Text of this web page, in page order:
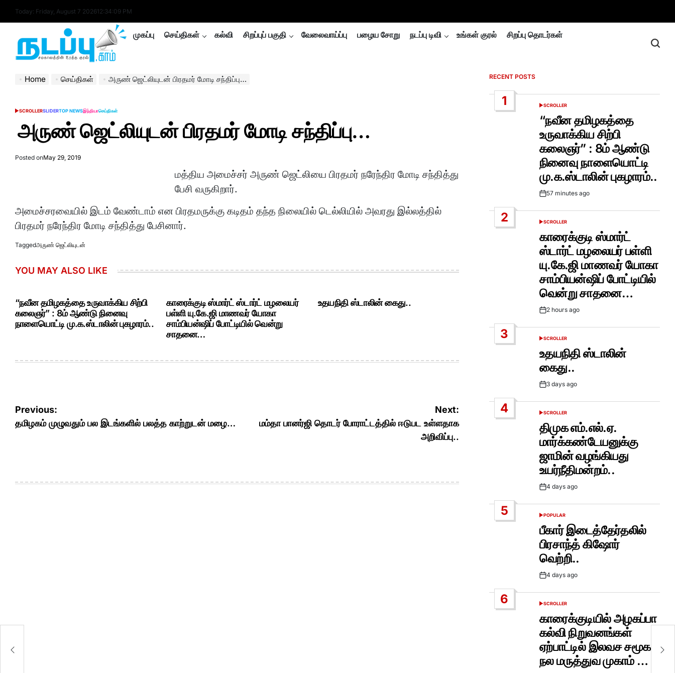
Today: Friday, August 7 202612:34:10 PM
nadappu.com
முகப்பு செய்திகள் கல்வி சிறப்புப் பகுதி வேலைவாய்ப்பு பழைய சோறு நடப்பு டிவி உங்கள் குரல் சிறப்பு தொடர்கள்
Home செய்திகள் அருண் ஜெட்லியுடன் பிரதமர் மோடி சந்திப்பு…
POSTED
SCROLLERSLIDERTOP NEWSஇந்தியாசெய்திகள்
அருண் ஜெட்லியுடன் பிரதமர் மோடி சந்திப்பு…
Posted onMay 29, 2019
மத்திய அமைச்சர் அருண் ஜெட்லியை பிரதமர் நரேந்திர மோடி சந்தித்து
பேசி வருகிறார்.
அமைச்சரவையில் இடம் வேண்டாம் என பிரதமருக்கு கடிதம் தந்த நிலையில் டெல்லியில் அவரது இல்லத்தில்
பிரதமர் நரேந்திர மோடி சந்தித்து பேசினார்.
Taggedஅருண் ஜெட்லியுடன்
YOU MAY ALSO LIKE
“நவீன தமிழகத்தை உருவாக்கிய சிற்பி
கலைஞர்” : 8ம் ஆண்டு நினைவு
நாளையொட்டி மு.க.ஸ்டாலின் புகழாரம்..
காரைக்குடி ஸ்மார்ட் ஸ்டார்ட் மழலையர்
பள்ளி யு.கே.ஜி மாணவர் யோகா
சாம்பியன்ஷிப் போட்டியில் வென்று
சாதனை…
உதயநிதி ஸ்டாலின் கைது..
Post
navigation
Previous:
தமிழகம் முழுவதும் பல இடங்களில் பலத்த காற்றுடன் மழை…
Next:
மம்தா பானர்ஜி தொடர் போராட்டத்தில் ஈடுபட உள்ளதாக
அறிவிப்பு..
RECENT POSTS
1
POSTED
SCROLLER
“நவீன தமிழகத்தை
உருவாக்கிய சிற்பி
கலைஞர்” : 8ம் ஆண்டு
நினைவு நாளையொட்டி
மு.க.ஸ்டாலின் புகழாரம்..
Post57 minutes ago
2
POSTED
SCROLLER
காரைக்குடி ஸ்மார்ட்
ஸ்டார்ட் மழலையர் பள்ளி
யு.கே.ஜி மாணவர் யோகா
சாம்பியன்ஷிப் போட்டியில்
வென்று சாதனை…
Post2 hours ago
3
POSTED
SCROLLER
உதயநிதி ஸ்டாலின்
கைது..
Post3 days ago
4
POSTED
SCROLLER
திமுக எம்.எல்.ஏ.
மார்க்கண்டேயனுக்கு
ஜாமின் வழங்கியது
உயர்நீதிமன்றம்..
Post4 days ago
5
POSTED
POPULAR
பீகார் இடைத்தேர்தலில்
பிரசாந்த் கிஷோர்
வெற்றி..
Post4 days ago
6
POSTED
SCROLLER
காரைக்குடியில் அழகப்பா
கல்வி நிறுவனங்கள்
ஏற்பாட்டில் இலவச சமூக
நல மருத்துவ முகாம் …